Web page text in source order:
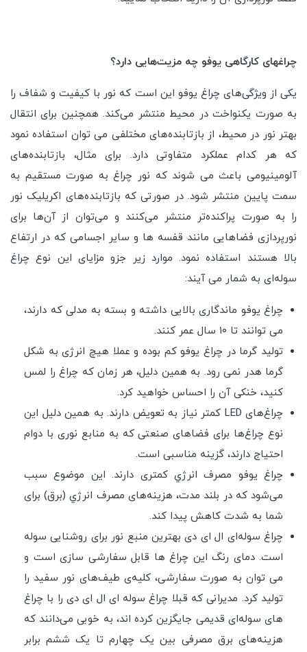
چراغهای کارگاهی یوفو چه مزیت‌هایی دارد؟
یکی از ویژگی‌های چراغ یوفو این است که نور با کیفیت و شفاف را
به صورت یکنواخت در محیط منتشر می‌کند. همچنین برای انتقال
بهتر نور در محیط، از بازتابنده‌های مختلفی می توان استفاده نمود
که هر کدام عملکرد متفاوتی دارد. برای مثال، بازتابنده‌های
آلومینیومی باعث می شوند که نور چراغ به صورت مستقیم به
سمت پایین منتشر شود. در صورتی که بازتابنده‌های اکریلیک نور
را به صورت پراکنده‌تر منتشر می‌کنند و می‌توان از آن‌ها برای
نورپردازی فضاهایی مانند قفسه ها و سایر اجسامی که در ارتفاع
بالا هستند استفاده نمود. موارد زیر جزو مزایای این نوع چراغ
سوله‌ای به شمار می آیند:
چراغ یوفو ماندگاری بالایی داشته و بسته به مدلی که دارند،
می توانند تا ۱۰ سال عمر کنند.
تولید گرما در چراغ یوفو کم بوده و عملا هیچ انرژی به شکل
گرما هدر نمی رود. به همین دلیل، هر زمان که چراغ را لمس
کنید، خنکی آن را احساس خواهید کرد.
چراغ‌های LED کمتر نیاز به تعویض دارند. به همین دلیل این
نوع چراغ‌ها برای فضاهای صنعتی که به منابع نوری با دوام
احتیاج دارند، گزینه مناسبی است.
چراغ یوفو مصرف انرژي کمتری دارند. این موضوع سبب
می‌شود که در بلند مدت، هزینه‌های مصرف انرژي (برق) برای
شما به شدت کاهش پیدا کند.
چراغ سوله‌ای ال ای دی بهترین منبع نور برای روشنایی سوله
است. دمای رنگ این چراغ ها قابل سفارشی سازی است و
می توان به صورت سفارشی، کلیه‌ی طیف‌های نور سفید را
تولید کرد. مدیرانی که قبلا چراغ سوله ای ال ای دی را با چراغ
های سوله‌ای قدیمی جایگزین کرده اند، به خوبی می‌دانند که
هزینه‌های برق مصرفی بین یک چهارم تا یک ششم برابر